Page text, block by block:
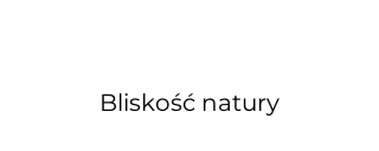
Bliskość natury